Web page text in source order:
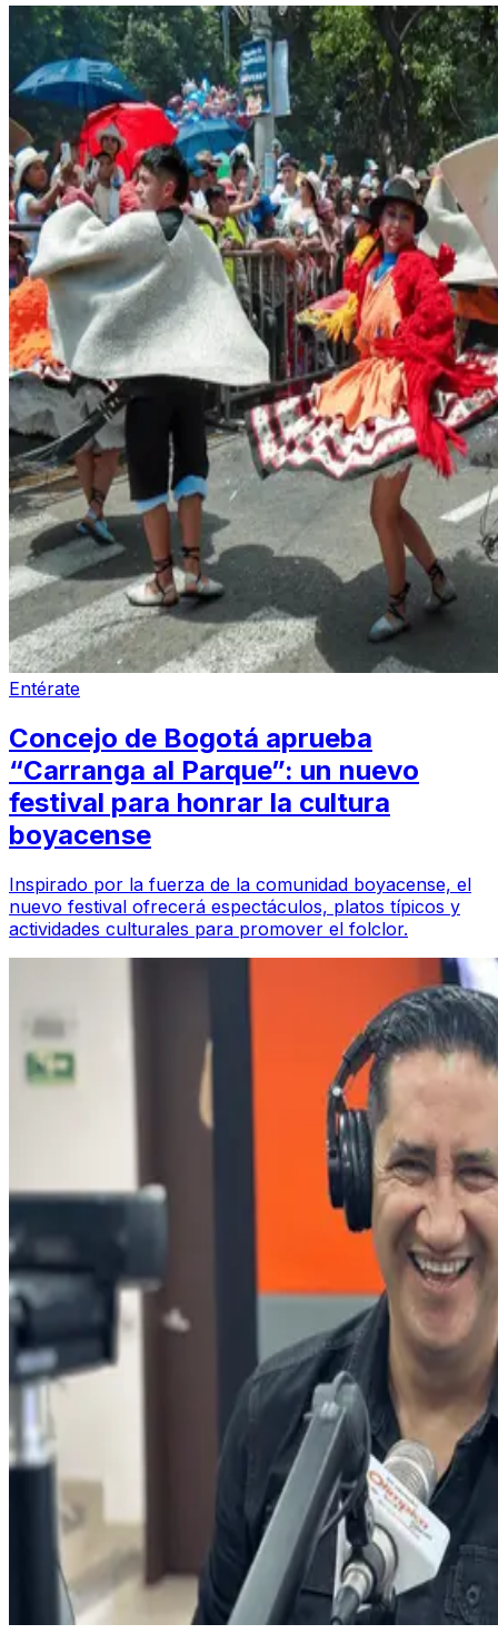
Entérate
Concejo de Bogotá aprueba
“Carranga al Parque”: un nuevo
festival para honrar la cultura
boyacense
Inspirado por la fuerza de la comunidad boyacense, el
nuevo festival ofrecerá espectáculos, platos típicos y
actividades culturales para promover el folclor.